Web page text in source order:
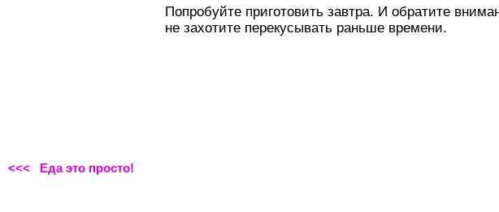
Попробуйте приготовить завтра. И обратите
не захотите перекусывать раньше времени.
<<< Еда это просто!